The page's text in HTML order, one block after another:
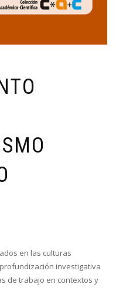
en las culturas
investigativa
de trabajo en contextos y